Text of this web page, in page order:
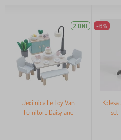
2 DNI
Jedilnica Le Toy Van
Furniture Daisylane
-6%
set